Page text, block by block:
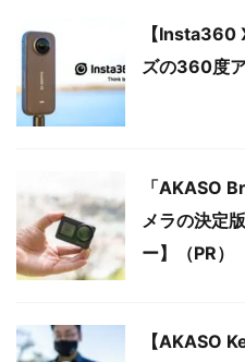
【Insta360
ズの360度
「AKASO
メラの決定
ー】（PR）
【AKASO